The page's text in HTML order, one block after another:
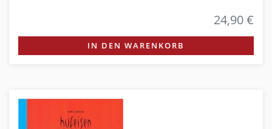
24,90 €
IN DEN WARENKORB